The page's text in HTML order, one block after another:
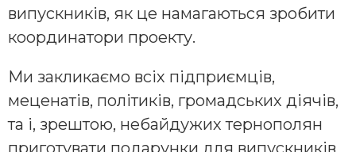
випускників, як це намагаються зробити
координатори проекту.
Ми закликаємо всіх підприємців,
меценатів, політиків, громадських діячів,
та і, зрештою, небайдужих тернополян
приготувати подарунки для випускників